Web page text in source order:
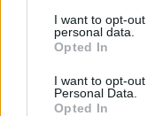
not limited to your
grant or deny
use your data for
consent section.
I want to opt-
personal data.
Opted In
I want to opt-
Personal Data.
Opted In
προπαγάνδα εν
8/08/2026 - 11:36πμ